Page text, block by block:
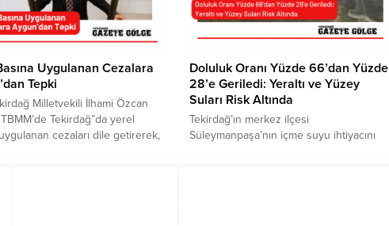
ve çiftçinin endişeleri dikkate...
arttırarak üretimi teşvik etmek amacıyla
gerçekleştirilen Karpuz Şenliği’nde; ünlü
Uygulanan Cezalara
Tepki
Milletvekili İlhami Özcan
Tekirdağ”da yerel
cezaları dile getirerek,
“Artık yazılı basının
gelindi, internet medyası
söylemlerine ilişkin
da gündeme getiren Aygun,
Doluluk Oranı Yüzde 66’dan Yüzde
28’e Geriledi: Yeraltı ve Yüzey
Suları Risk Altında
Tekirdağ’ın merkez ilçesi
Süleymanpaşa’nın içme suyu ihtiyacını